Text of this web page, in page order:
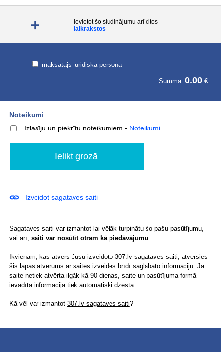
Ievietot šo sludinājumu arī citos
laikrakstos
maksātājs juridiska persona
Summa: 0.00€
Noteikumi
Izlasīju un piekrītu noteikumiem - Noteikumi
Izveidot sagataves saiti
Sagataves saiti var izmantot lai vēlāk turpinātu šo pašu pasūtījumu,
vai arī, saiti var nosūtīt otram kā piedāvājumu
Ikvienam, kas atvērs Jūsu izveidoto 307.lv sagataves saiti, atvērsies
šis lapas atvērums ar saites izveides brīdī saglabāto informāciju. Ja
saite netiek atvērta ilgāk kā 90 dienas, saite un pasūtījuma formā
ievadītā informācija tiek automātiski dzēsta.
Kā vēl var izmantot 307.lv sagataves saiti?